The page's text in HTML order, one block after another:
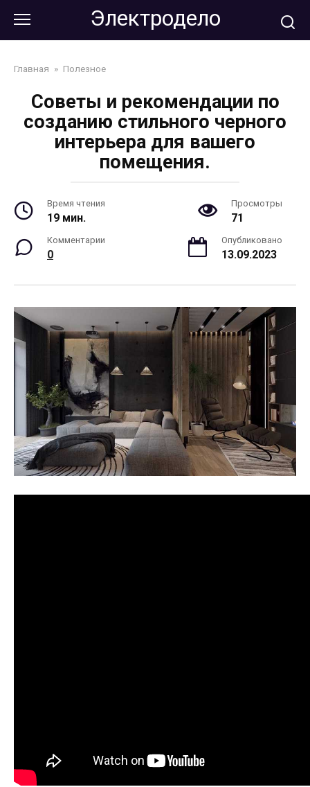
контенту
Электродело
Главная » Полезное
Советы и рекомендации по
созданию стильного черного
интерьера для вашего
помещения.
Время чтения
19 мин.
Просмотры
71
Комментарии
0
Опубликовано
13.09.2023